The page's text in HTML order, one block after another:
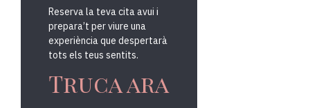
Reserva la teva cita avui i
prepara’t per viure una
experiència que despertarà
tots els teus sentits.
Truca ara